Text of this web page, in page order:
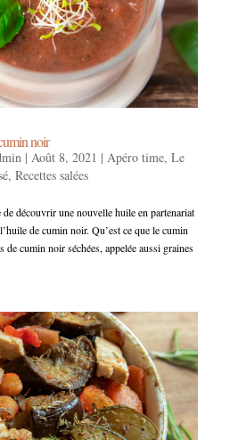
noir
| Août 8, 2021 | Apéro time, Le
, Recettes salées
découvrir une nouvelle huile en partenariat
de cumin noir. Qu’est ce que le cumin
de cumin noir séchées, appelée aussi graines